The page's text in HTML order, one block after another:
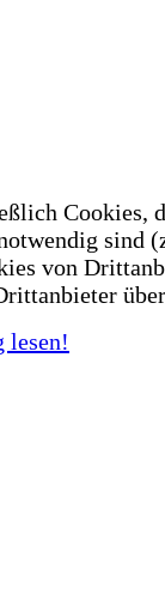
Cookies,
sind
von
lesen!